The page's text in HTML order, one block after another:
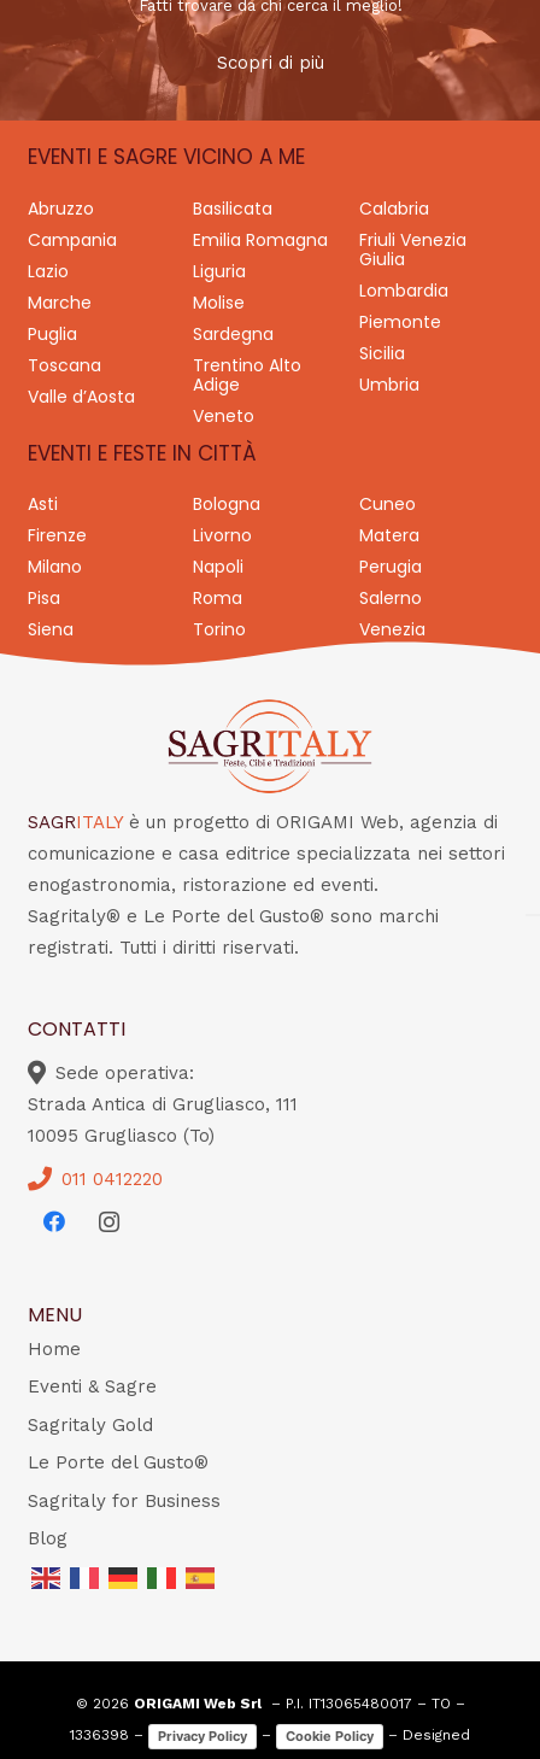
Fatti trovare da chi cerca il meglio!
Scopri di più
EVENTI E SAGRE VICINO A ME
Abruzzo Basilicata
Calabria
Campania
Emilia Romagna
Friuli Venezia
Giulia
Lazio
Liguria
Lombardia
Marche
Molise
Piemonte
Puglia
Sardegna
Sicilia
Toscana
Trentino Alto
Adige
Umbria
Valle d’Aosta
Veneto
EVENTI E FESTE IN CITTÀ
Asti Bologna
Cuneo
Firenze
Livorno
Matera
Milano
Napoli
Perugia
Pisa
Roma
Salerno
Siena
Torino Venezia
SAGRITALY è un progetto di ORIGAMI Web, agenzia di
comunicazione e casa editrice specializzata nei settori
enogastronomia, ristorazione ed eventi.
Sagritaly® e Le Porte del Gusto® sono marchi
registrati. Tutti i diritti riservati.
CONTATTI
Sede operativa:
Strada Antica di Grugliasco, 111
10095 Grugliasco (To)
011 0412220
MENU
Home
Eventi & Sagre
Sagritaly Gold
Le Porte del Gusto®
Sagritaly for Business
Blog
© 2026 ORIGAMI Web Srl– P.I. IT13065480017 – TO –
1336398 –
Privacy Policy – Cookie Policy
– Designed